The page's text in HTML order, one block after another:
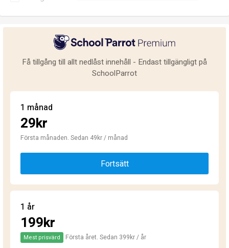
Få tillgång till allt nedlåst innehåll - Endast tillgängligt på
SchoolParrot
1 månad
29kr
Första månaden. Sedan 49kr / månad
Fortsätt
1 år
199kr
Mest prisvärd Första året. Sedan 399kr / år